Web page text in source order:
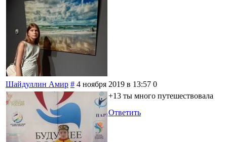
Шайдуллин Амир # 4 ноября 2019 в 13:57 0
+13 ты много путешествовала
Ответить